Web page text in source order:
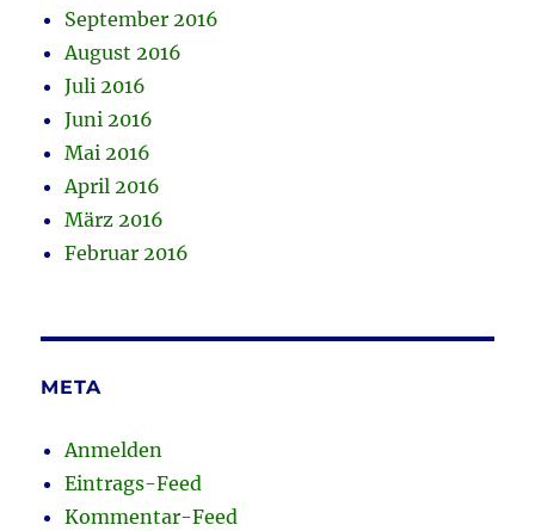
September 2016
August 2016
Juli 2016
Juni 2016
Mai 2016
April 2016
März 2016
Februar 2016
META
Anmelden
Eintrags-Feed
Kommentar-Feed